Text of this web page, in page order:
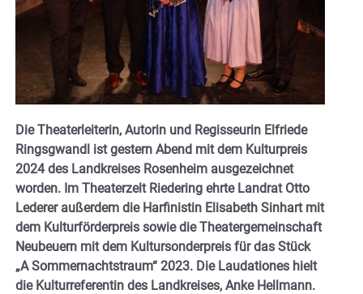
Die Theaterleiterin, Autorin und Regisseurin Elfriede
Ringsgwandl ist gestern Abend mit dem Kulturpreis
2024 des Landkreises Rosenheim ausgezeichnet
worden. Im Theaterzelt Riedering ehrte Landrat Otto
Lederer außerdem die Harfinistin Elisabeth Sinhart mit
dem Kulturförderpreis sowie die Theatergemeinschaft
Neubeuern mit dem Kultursonderpreis für das Stück
„A Sommernachtstraum“ 2023. Die Laudationes hielt
die Kulturreferentin des Landkreises, Anke Hellmann.